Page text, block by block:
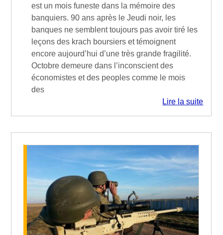
est un mois funeste dans la mémoire des
banquiers. 90 ans après le Jeudi noir, les
banques ne semblent toujours pas avoir tiré les
leçons des krach boursiers et témoignent
encore aujourd’hui d’une très grande fragilité.
Octobre demeure dans l’inconscient des
économistes et des peoples comme le mois
des
Lire la suite